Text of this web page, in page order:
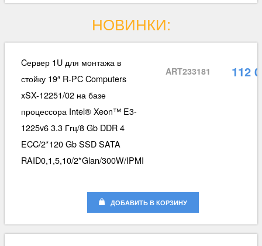
НОВИНКИ:
Cервер 1U для монтажа в
стойку 19″ R-PC Computers
xSX-12251/02 на базе
процессора Intel® Xeon™ E3-
1225v6 3.3 Ггц/8 Gb DDR 4
ECC/2*120 Gb SSD SATA
RAID0,1,5,10/2*Glan/300W/IPMI
ART233181 112
ДОБАВИТЬ В КОРЗИНУ